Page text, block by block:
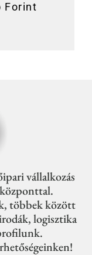
Forint
vállalkozás
többek között
logisztika